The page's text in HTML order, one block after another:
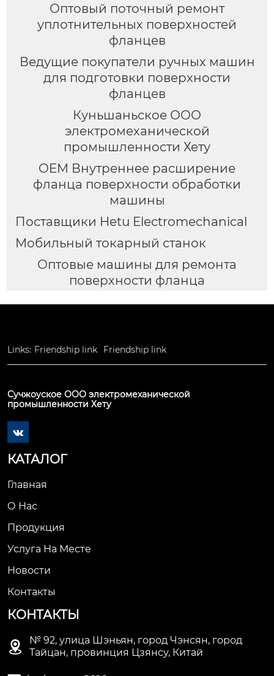
Оптовый поточный ремонт
уплотнительных поверхностей
фланцев
Ведущие покупатели ручных машин
для подготовки поверхности
фланцев
Куньшаньское ООО
электромеханической
промышленности Хету
OEM Внутреннее расширение
фланца поверхности обработки
машины
Поставщики Hetu Electromechanical
Мобильный токарный станок
Оптовые машины для ремонта
поверхности фланца
Links: Friendship link Friendship link
Сучжоуское ООО электромеханической
промышленности Хету

КАТАЛОГ
Главная
О Нас
Продукция
Услуга На Месте
Новости
Контакты
КОНТАКТЫ

№ 92, улица Шэньян, город Чэнсян, город
Тайцан, провинция Цзянсу, Китай